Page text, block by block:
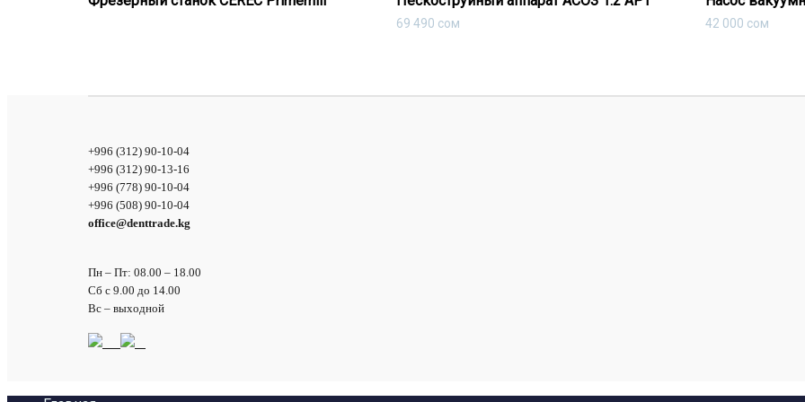
69 490 сом 42 000 сом
+996 (312) 90-10-04
+996 (312) 90-13-16
+996 (778) 90-10-04
+996 (508) 90-10-04
office@denttrade.kg
Пн – Пт: 08.00 – 18.00
Сб с 9.00 до 14.00
Вс – выходной